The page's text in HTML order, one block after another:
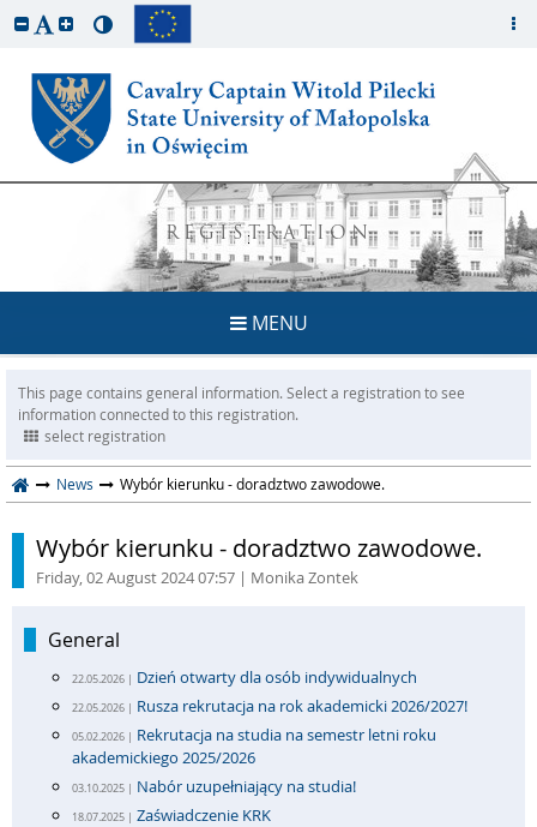
REGISTRATION
MENU
This page contains general information. Select a registration to see
information connected to this registration.
select registration
News Wybór kierunku - doradztwo zawodowe.
Wybór kierunku - doradztwo zawodowe.
Friday, 02 August 2024 07:57 | Monika Zontek
General
22.05.2026 | Dzień otwarty dla osób indywidualnych
22.05.2026 | Rusza rekrutacja na rok akademicki 2026/2027!
05.02.2026 | Rekrutacja na studia na semestr letni roku
akademickiego 2025/2026
03.10.2025 | Nabór uzupełniający na studia!
18.07.2025 | Zaświadczenie KRK